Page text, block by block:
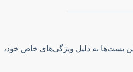
بست‌ها به دلیل ویژگی‌های خاص خود،